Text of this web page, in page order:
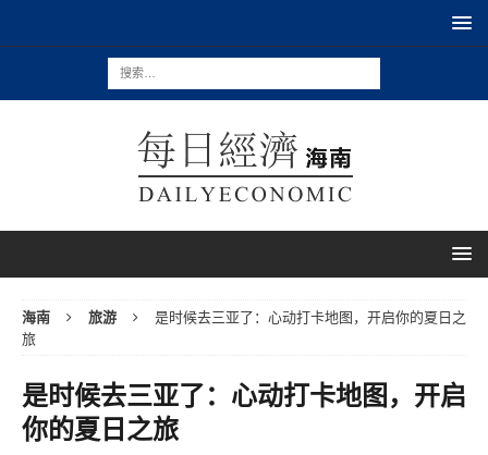
海南 旅游
是时候去三亚了：心动打卡地图，开启你的夏日之
旅
是时候去三亚了：心动打卡地图，开启
你的夏日之旅